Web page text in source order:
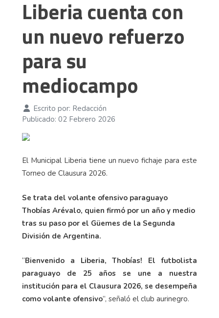
Liberia cuenta con
un nuevo refuerzo
para su
mediocampo
Escrito por: Redacción
Publicado: 02 Febrero 2026
El Municipal Liberia tiene un nuevo fichaje para este
Torneo de Clausura 2026.
Se trata del volante ofensivo paraguayo
Thobías Arévalo, quien firmó por un año y medio
tras su paso por el Güemes de la Segunda
División de Argentina.
“Bienvenido a Liberia, Thobías! El futbolista
paraguayo de 25 años se une a nuestra
institución para el Clausura 2026, se desempeña
como volante ofensivo”, señaló el club aurinegro.